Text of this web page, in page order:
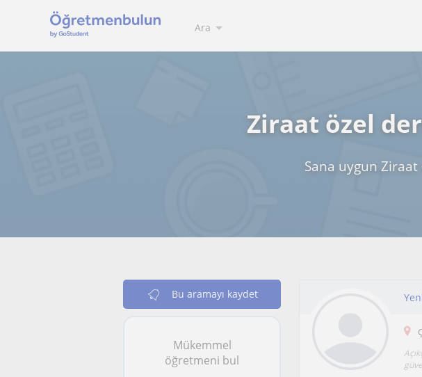
Ara
Ziraat özel
Sana uygun
Bu aramayı kaydet
Mükemmel
öğretmeni bul